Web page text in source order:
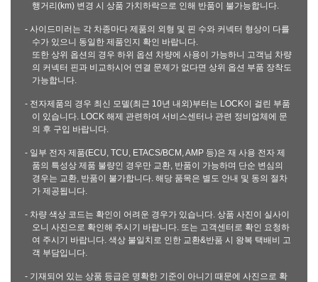
행거리(km) 변경 시 상품 가치하락으로 인해 반품이 불가능합니다.
- 사이드미러는 각 차종마다 제품의 외형 및 핀 수와 커넥터 형상이 다를
수가 있으니 동일한 제품인지 확인 바랍니다.
또한 상위 옵션의 경우 하위 옵션 차량에 사용이 가능하니 고객님 차량
의 커넥터 핀과 비교하시어 연결 문제가 없다면 상위 옵션 부품 장착도
가능합니다.
- 전자제품의 경우 최신 모델(최근 10년 내외)부터는 LOCK이 걸린 부품
이 있습니다. LOCK 해제 관련하여 서비스센터나 관련 정비업체에 문
의 후 구입 바랍니다.
- 일부 전자 제품(ECU, TCU, ETACS/BCM, AMP 등)은 재 사용 전자 제
품의 특성상 제품 불량인 경우만 교환, 반품이 가능하며 단순 변심의
경우는 교환, 반품이 불가합니다. 해당 품목은 별도 안내 및 동의 절차
가 제공됩니다.
- 차량 색상 코드는 확인이 어려운 경우가 있습니다. 상품 사진이 실사이
오니 사진으로 확인해 주시기 바랍니다. 또는 고객센터로 확인 요청하
여 주시기 바랍니다. 색상 불일치로 인한 교환&반품 시 왕복 택배비 고
객 부담입니다.
- 기재되어 있는 상품 등급은 명확한 기준이 아니기 때문에 사진으로 확